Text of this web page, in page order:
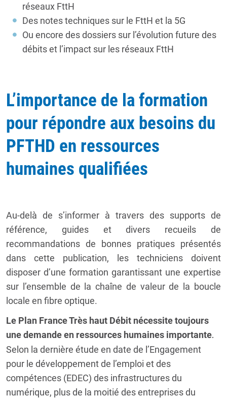
réseaux FttH
Des notes techniques sur le FttH et la 5G
Ou encore des dossiers sur l’évolution future des
débits et l’impact sur les réseaux FttH
L’importance de la formation
pour répondre aux besoins du
PFTHD en ressources
humaines qualifiées
Au-delà de s’informer à travers des supports de
référence, guides et divers recueils de
recommandations de bonnes pratiques présentés
dans cette publication, les techniciens doivent
disposer d’une formation garantissant une expertise
sur l’ensemble de la chaîne de valeur de la boucle
locale en fibre optique.
Le Plan France Très haut Débit nécessite toujours
une demande en ressources humaines importante.
Selon la dernière étude en date de l’Engagement
pour le développement de l’emploi et des
compétences (EDEC) des infrastructures du
numérique, plus de la moitié des entreprises du